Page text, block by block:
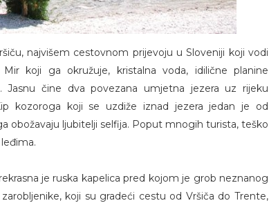
najvišem cestovnom prijevoju u Sloveniji koji vodi
koji ga okružuje, kristalna voda, idilične planine
Jasnu čine dva povezana umjetna jezera uz rijeku
kozoroga koji se uzdiže iznad jezera jedan je od
obožavaju ljubitelji selfija. Poput mnogih turista, teško
je ruska kapelica pred kojom je grob neznanog
koji su gradeći cestu od Vršiča do Trente,